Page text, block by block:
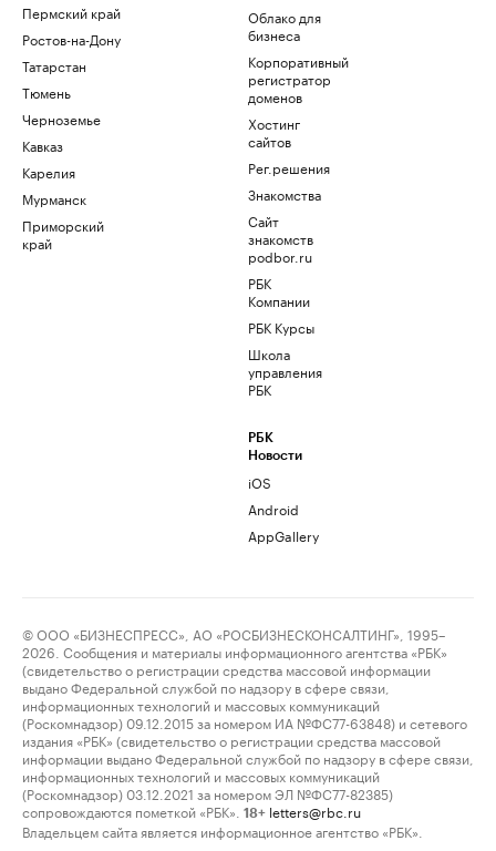
Пермский край
Ростов-на-Дону
Татарстан
Тюмень
Черноземье
Кавказ
Карелия
Мурманск
Приморский
край
Облако для
бизнеса
Корпоративный
регистратор
доменов
Хостинг
сайтов
Рег.решения
Знакомства
Сайт
знакомств
podbor.ru
РБК
Компании
РБК Курсы
Школа
управления
РБК
РБК
Новости
iOS
Android
AppGallery
© ООО «БИЗНЕСПРЕСС», АО «РОСБИЗНЕСКОНСАЛТИНГ», 1995–
2026. Сообщения и материалы информационного агентства «РБК»
(свидетельство о регистрации средства массовой информации
выдано Федеральной службой по надзору в сфере связи,
информационных технологий и массовых коммуникаций
(Роскомнадзор) 09.12.2015 за номером ИА №ФС77-63848) и сетевого
издания «РБК» (свидетельство о регистрации средства массовой
информации выдано Федеральной службой по надзору в сфере связи,
информационных технологий и массовых коммуникаций
(Роскомнадзор) 03.12.2021 за номером ЭЛ №ФС77-82385)
сопровождаются пометкой «РБК».
18+ letters@rbc.ru
Владельцем сайта является информационное агентство «РБК».